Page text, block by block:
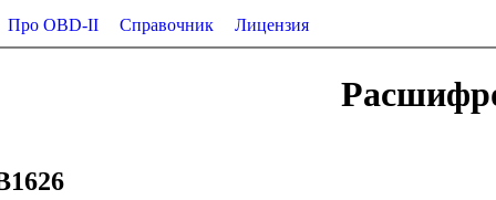
Про OBD-II Справочник Лицензия